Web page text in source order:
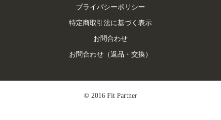
プライバシーポリシー
特定商取引法に基づく表示
お問合わせ
お問合わせ（返品・交換）
© 2016 Fit Partner